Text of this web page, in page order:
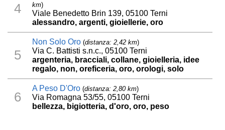
4
km)
Viale Benedetto Brin 139, 05100 Terni
alessandro, argenti, gioiellerie, oro
5
Non Solo Oro (distanza: 2,42 km)
Via C. Battisti s.n.c., 05100 Terni
argenteria, bracciali, collane, gioielleria, idee
regalo, non, oreficeria, oro, orologi, solo
6
A Peso D'Oro (distanza: 2,80 km)
Via Romagna 53/55, 05100 Terni
bellezza, bigiotteria, d'oro, oro, peso